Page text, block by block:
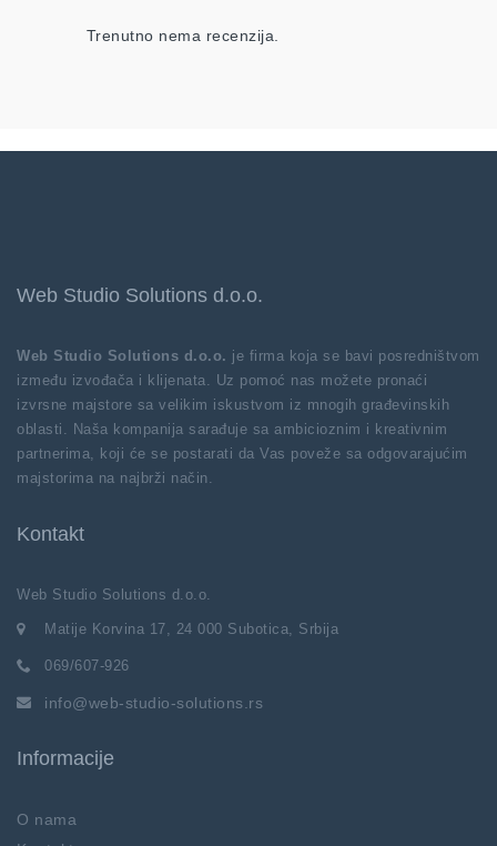
Trenutno nema recenzija.
Web Studio Solutions d.o.o.
Web Studio Solutions d.o.o. je firma koja se bavi posredništvom
između izvođača i klijenata. Uz pomoć nas možete pronaći
izvrsne majstore sa velikim iskustvom iz mnogih građevinskih
oblasti. Naša kompanija sarađuje sa ambicioznim i kreativnim
partnerima, koji će se postarati da Vas poveže sa odgovarajućim
majstorima na najbrži način.
Kontakt
Web Studio Solutions d.o.o.
Matije Korvina 17, 24 000 Subotica, Srbija
069/607-926
info@web-studio-solutions.rs
Informacije
O nama